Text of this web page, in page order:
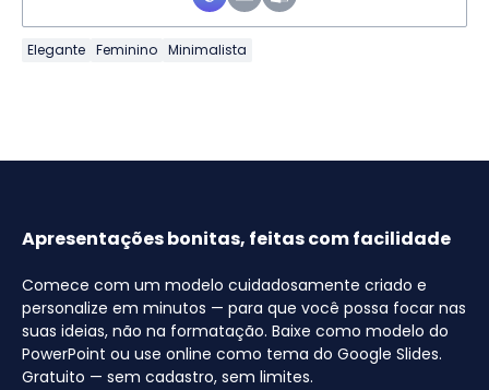
Elegante Feminino Minimalista
Apresentações bonitas, feitas com facilidade
Comece com um modelo cuidadosamente criado e
personalize em minutos — para que você possa focar nas
suas ideias, não na formatação. Baixe como modelo do
PowerPoint ou use online como tema do Google Slides.
Gratuito — sem cadastro, sem limites.